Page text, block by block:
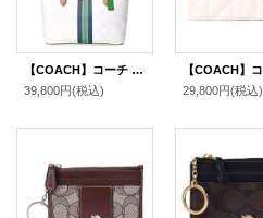
【COACH】コーチ バッグ コーティングキャンパス レザー シグネチャー ギャラリー ストライプ ジップトートバッグ チャークマルチ〔日本未発売〕
39,800円(税込)
29,800円(税込)